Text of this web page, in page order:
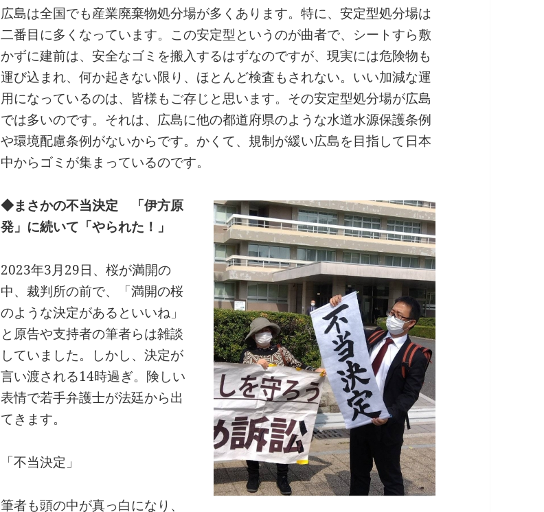
広島は全国でも産業廃棄物処分場が多くあります。特に、安定型処分場は
二番目に多くなっています。この安定型というのが曲者で、シートすら敷
かずに建前は、安全なゴミを搬入するはずなのですが、現実には危険物も
運び込まれ、何か起きない限り、ほとんど検査もされない。いい加減な運
用になっているのは、皆様もご存じと思います。その安定型処分場が広島
では多いのです。それは、広島に他の都道府県のような水道水源保護条例
や環境配慮条例がないからです。かくて、規制が緩い広島を目指して日本
中からゴミが集まっているのです。
◆まさかの不当決定 「伊方原
発」に続いて「やられた！」
2023年3月29日、桜が満開の
中、裁判所の前で、「満開の桜
のような決定があるといいね」
と原告や支持者の筆者らは雑談
していました。しかし、決定が
言い渡される14時過ぎ。険しい
表情で若手弁護士が法廷から出
てきます。
「不当決定」
筆者も頭の中が真っ白になり、